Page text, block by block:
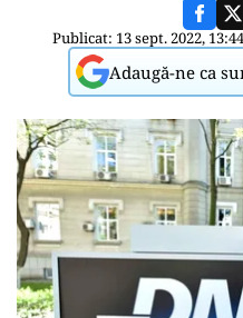
Publicat: 13 sept. 2022,
Adaugă-ne ca